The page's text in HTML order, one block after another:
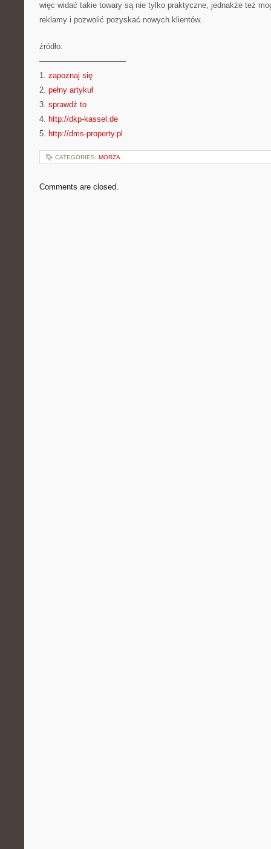
więc widać takie towary są nie tylko praktyczne, jednakże też
reklamy i pozwolić pozyskać nowych klientów.
źródło:
———————————
1. zapoznaj się
2. pełny artykuł
3. sprawdź to
4. http://dkp-kassel.de
5. http://dms-property.pl
CATEGORIES: MORZA
Comments are closed.